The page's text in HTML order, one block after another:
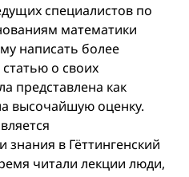
специалистов по
математики
написать более
о своих
представлена как
высочайшую оценку.
знания в Гёттингенский
читали лекции люди,